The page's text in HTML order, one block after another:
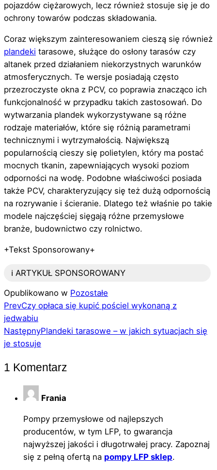
pojazdów ciężarowych, lecz również stosuje się je do
ochrony towarów podczas składowania.
Coraz większym zainteresowaniem cieszą się również
plandeki tarasowe, służące do osłony tarasów czy
altanek przed działaniem niekorzystnych warunków
atmosferycznych. Te wersje posiadają często
przezroczyste okna z PCV, co poprawia znacząco ich
funkcjonalność w przypadku takich zastosowań. Do
wytwarzania plandek wykorzystywane są różne
rodzaje materiałów, które się różnią parametrami
technicznymi i wytrzymałością. Największą
popularnością cieszy się polietylen, który ma postać
mocnych tkanin, zapewniających wysoki poziom
odporności na wodę. Podobne właściwości posiada
także PCV, charakteryzujący się też dużą odpornością
na rozrywanie i ścieranie. Dlatego też właśnie po takie
modele najczęściej sięgają różne przemysłowe
branże, budownictwo czy rolnictwo.
+Tekst Sponsorowany+
ℹ️ ARTYKUŁ SPONSOROWANY
Opublikowano w Pozostałe
PrevCzy opłaca się kupić pościel wykonaną z
jedwabiu
NastępnyPlandeki tarasowe – w jakich sytuacjach się
je stosuje
1 Komentarz
Frania
Pompy przemysłowe od najlepszych
producentów, w tym LFP, to gwarancja
najwyższej jakości i długotrwałej pracy. Zapoznaj
się z pełną ofertą na pompy LFP sklep.